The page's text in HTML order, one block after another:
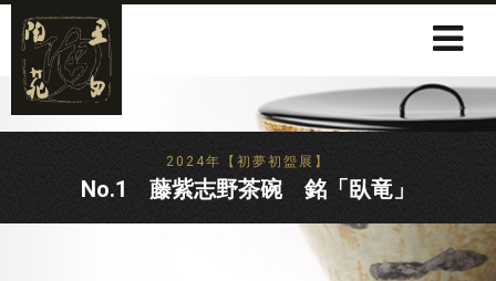
2024年【初夢初盌展】
No.1 藤紫志野茶碗 銘「臥竜」